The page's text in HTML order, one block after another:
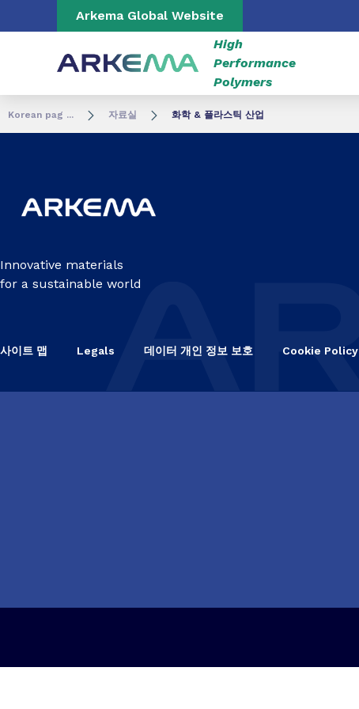
Go to content Go to navigation
Arkema Global Website
High
Performance
Polymers
Korean pag ... 자료실 화학 & 플라스틱 산업
Innovative materials
for a sustainable world
사이트 맵 Legals 데이터 개인 정보 보호 Cookie Policy